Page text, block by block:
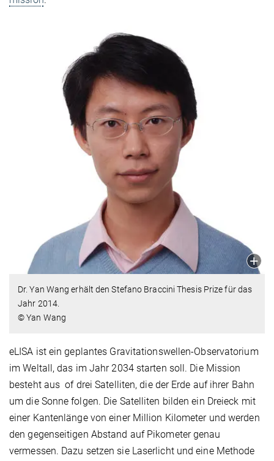
Dr. Yan Wang erhält den Stefano Braccini Thesis Prize für das
Jahr 2014.
© Yan Wang
eLISA ist ein geplantes Gravitationswellen-Observatorium
im Weltall, das im Jahr 2034 starten soll. Die Mission
besteht aus of drei Satelliten, die der Erde auf ihrer Bahn
um die Sonne folgen. Die Satelliten bilden ein Dreieck mit
einer Kantenlänge von einer Million Kilometer und werden
den gegenseitigen Abstand auf Pikometer genau
vermessen. Dazu setzen sie Laserlicht und eine Methode